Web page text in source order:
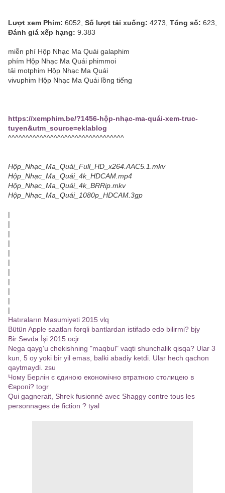
Lượt xem Phim: 6052, Số lượt tải xuống: 4273, Tổng số: 623,
Đánh giá xếp hạng: 9.383
miễn phí Hộp Nhạc Ma Quái galaphim
phím Hộp Nhạc Ma Quái phimmoi
tải motphim Hộp Nhạc Ma Quái
vivuphim Hộp Nhạc Ma Quái lồng tiếng
https://xemphim.be/?1456-hộp-nhạc-ma-quái-xem-truc-
tuyen&utm_source=eklablog
^^^^^^^^^^^^^^^^^^^^^^^^^^^^^^^^^
Hộp_Nhạc_Ma_Quái_Full_HD_x264.AAC5.1.mkv
Hộp_Nhạc_Ma_Quái_4k_HDCAM.mp4
Hộp_Nhạc_Ma_Quái_4k_BRRip.mkv
Hộp_Nhạc_Ma_Quái_1080p_HDCAM.3gp
|
|
|
|
|
|
|
|
|
|
|
Hatıraların Masumiyeti 2015 vlq
Bütün Apple saatları fərqli bantlardan istifadə edə bilirmi? bjy
Bir Sevda İşi 2015 ocjr
Nega qayg'u chekishning "maqbul" vaqti shunchalik qisqa? Ular 3
kun, 5 oy yoki bir yil emas, balki abadiy ketdi. Ular hech qachon
qaytmaydi. zsu
Чому Берлін є єдиною економічно втратною столицею в
Європі? togr
Qui gagnerait, Shrek fusionné avec Shaggy contre tous les
personnages de fiction ? tyal